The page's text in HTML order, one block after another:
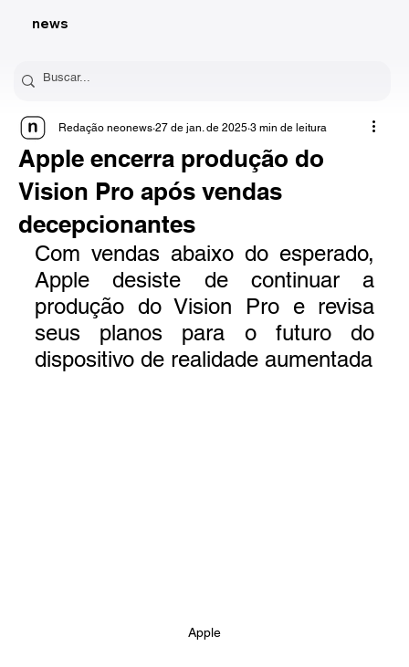
news
Apple encerra produção do
Vision Pro após vendas
decepcionantes
Redação neonews 27 de jan. de 2025 3 min de leitura
Com vendas abaixo do esperado,
Apple desiste de continuar a
produção do Vision Pro e revisa
seus planos para o futuro do
dispositivo de realidade aumentada
Apple